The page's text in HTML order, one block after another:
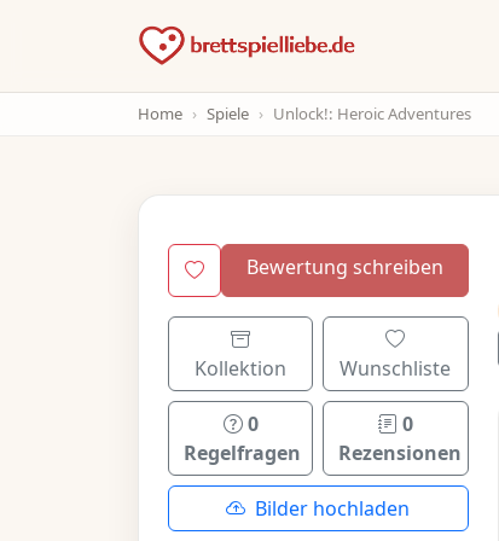
Home Spiele Unlock!: Heroic Adventures
Bewertung schreiben
Kollektion Wunschliste
0
Regelfragen
0
Rezensionen
Bilder hochladen